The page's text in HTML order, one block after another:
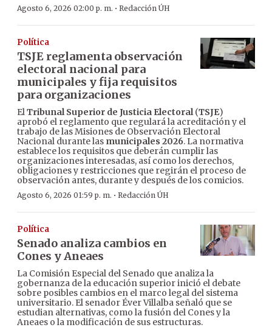
Agosto 6, 2026 02:00 p. m. · Redacción ÚH
Política
TSJE reglamenta observación
electoral nacional para
municipales y fija requisitos
para organizaciones
ElTribunal Superior de Justicia Electoral(TSJE)
aprobó el reglamento que regulará la acreditación y el
trabajo de las Misiones de Observación Electoral
Nacional durante las municipales 2026. La normativa
establece los requisitos que deberán cumplir las
organizaciones interesadas, así como los derechos,
obligaciones y restricciones que regirán el proceso de
observación antes, durante y después de los comicios.
Agosto 6, 2026 01:59 p. m. · Redacción ÚH
Política
Senado analiza cambios en
Cones y Aneaes
La Comisión Especial del Senado que analiza la
gobernanza de la educación superior inició el debate
sobre posibles cambios en el marco legal del sistema
universitario. El senador Éver Villalba señaló que se
estudian alternativas, como la fusión del Cones y la
Aneaes o la modificación de sus estructuras.